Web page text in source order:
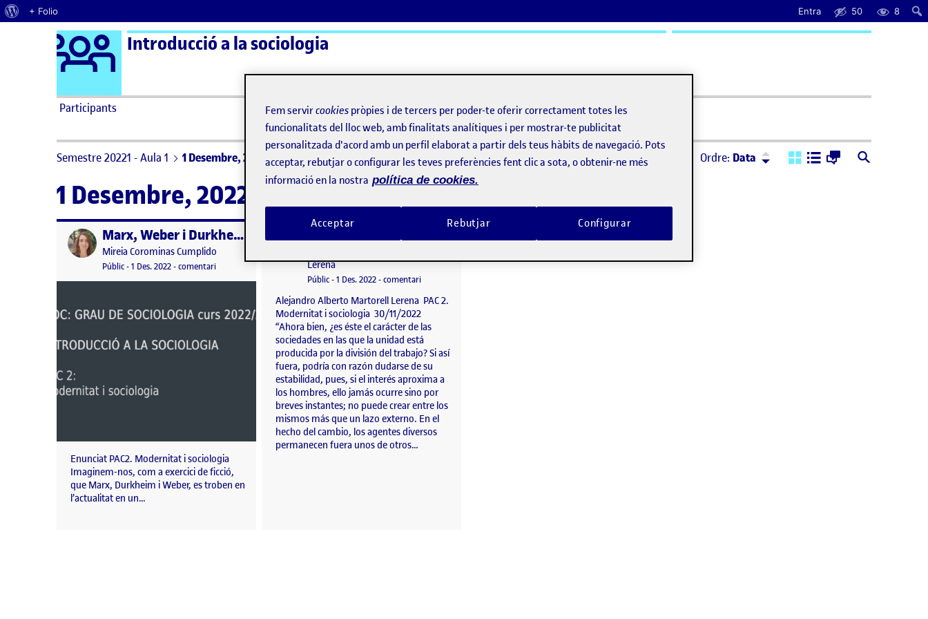
Quant al WordPress
+ Folio Entra 50 8
Saltar al contingut Logo Ágora
Introducció a la sociologia
Participants ActiFolios Ajuda
Semestre 20221 - Aula 1 1 Desembre, 2022 Ordre: Data Ordre: Descendent
1 Desembre, 2022
Publicat per Marx, Weber i Durkheim: fem un cafè?
Publicat per
Mireia Corominas Cumplido
Visibilitat:
Públic-Data de publicació
1 Des. 202219 desembre, 2022 11:32 am
-comentariel Marx, Weber i Durkheim: fem un cafè?
Enunciat PAC2. Modernitat i sociologia
Imaginem-nos, com a exercici de ficció,
que Marx, Durkheim i Weber, es troben en
l’actualitat en un…
PAC 2. Modernitat i sociologia
Lerena
Visibilitat:
Públic-Data de publicació
1 Des. 202225 gener, 2024 11:41 pm
-comentariel PAC 2. Modernitat i sociologia
Alejandro Alberto Martorell Lerena PAC 2.
Modernitat i sociologia 30/11/2022
“Ahora bien, ¿es éste el carácter de las
sociedades en las que la unidad está
producida por la división del trabajo? Si así
fuera, podría con razón dudarse de su
estabilidad, pues, si el interés aproxima a
los hombres, ello jamás ocurre sino por
breves instantes; no puede crear entre los
mismos más que un lazo externo. En el
hecho del cambio, los agentes diversos
permanecen fuera unos de otros…
Fem servircookies pròpies i de tercers per poder-te oferir correctament totes les
funcionalitats del lloc web, amb finalitats analítiques i per mostrar-te publicitat
personalitzada d'acord amb un perfil elaborat a partir dels teus hàbits de navegació. Pots
acceptar, rebutjar o configurar les teves preferències fent clic a sota, o obtenir-ne més
informació en la nostra política de cookies.
Rebutjar
Acceptar Configurar